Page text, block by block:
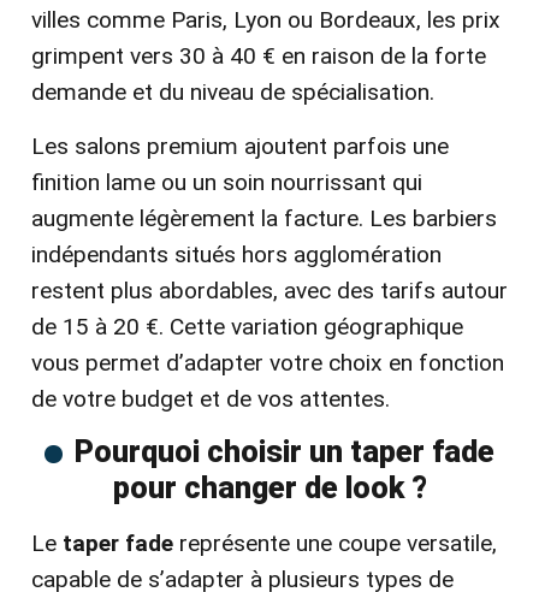
villes comme Paris, Lyon ou Bordeaux, les prix
grimpent vers 30 à 40 € en raison de la forte
demande et du niveau de spécialisation.
Les salons premium ajoutent parfois une
finition lame ou un soin nourrissant qui
augmente légèrement la facture. Les barbiers
indépendants situés hors agglomération
restent plus abordables, avec des tarifs autour
de 15 à 20 €. Cette variation géographique
vous permet d’adapter votre choix en fonction
de votre budget et de vos attentes.
Pourquoi choisir un taper fade
pour changer de look ?
Le taper fade représente une coupe versatile,
capable de s’adapter à plusieurs types de